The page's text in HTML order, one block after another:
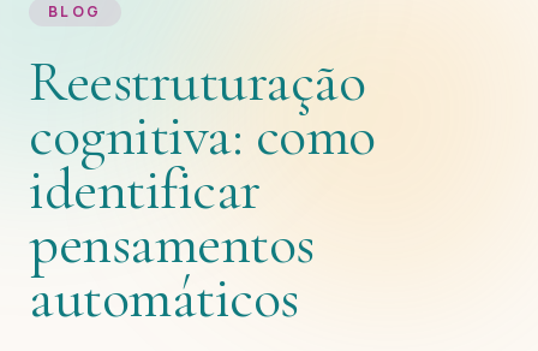
BLOG
Reestruturação
cognitiva: como
identificar
pensamentos
automáticos